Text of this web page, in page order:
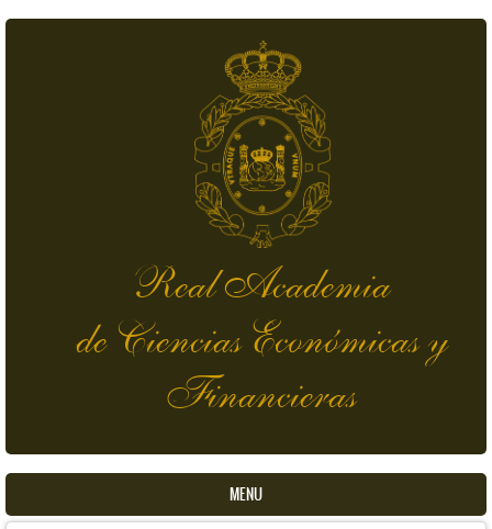
Real Academia
de Ciencias Económicas y
Financieras
MENU